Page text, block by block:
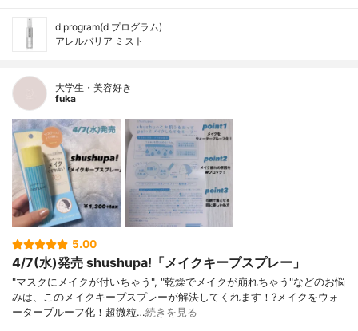
d program(d プログラム)
アレルバリア ミスト
大学生・美容好き
fuka
5.00
4/7(水)発売 shushupa!「メイクキープスプレー」
"マスクにメイクが付いちゃう", "乾燥でメイクが崩れちゃう"などのお悩
みは、このメイクキープスプレーが解決してくれます！?メイクをウォ
ータープルーフ化！超微粒…続きを見る